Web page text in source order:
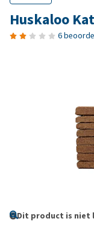
Huskaloo
6
Dit product is niet